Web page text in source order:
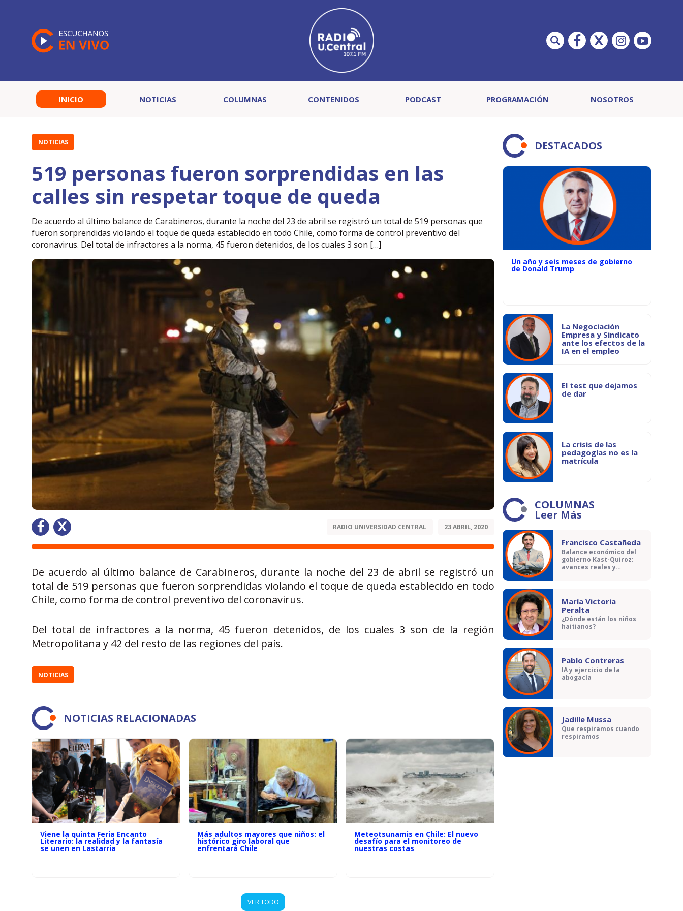
INICIO NOTICIAS COLUMNAS CONTENIDOS PODCAST PROGRAMACIÓN NOSOTROS
NOTICIAS
519 personas fueron sorprendidas en las
calles sin respetar toque de queda
De acuerdo al último balance de Carabineros, durante la noche del 23 de abril se registró un total de 519 personas que
fueron sorprendidas violando el toque de queda establecido en todo Chile, como forma de control preventivo del
coronavirus. Del total de infractores a la norma, 45 fueron detenidos, de los cuales 3 son […]
RADIO UNIVERSIDAD CENTRAL 23 ABRIL, 2020
De acuerdo al último balance de Carabineros, durante la noche del 23 de abril se registró un
total de 519 personas que fueron sorprendidas violando el toque de queda establecido en todo
Chile, como forma de control preventivo del coronavirus.
Del total de infractores a la norma, 45 fueron detenidos, de los cuales 3 son de la región
Metropolitana y 42 del resto de las regiones del país.
NOTICIAS
NOTICIAS RELACIONADAS
Viene la quinta Feria Encanto
Literario: la realidad y la fantasía
se unen en Lastarria
Más adultos mayores que niños: el
histórico giro laboral que
enfrentará Chile
Meteotsunamis en Chile: El nuevo
desafío para el monitoreo de
nuestras costas
VER TODO
DESTACADOS
Un año y seis meses de gobierno
de Donald Trump
La Negociación
Empresa y Sindicato
ante los efectos de la
IA en el empleo
El test que dejamos
de dar
La crisis de las
pedagogías no es la
matrícula
COLUMNAS
Leer Más
Francisco Castañeda
Balance económico del
gobierno Kast-Quiroz:
avances reales y
María Victoria
Peralta
¿Dónde están los niños
haitianos?
Pablo Contreras
IA y ejercicio de la
abogacía
Jadille Mussa
Que respiramos cuando
respiramos